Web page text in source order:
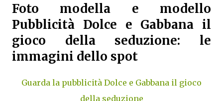
Foto modella e modello
Pubblicità Dolce e Gabbana il
gioco della seduzione: le
immagini dello spot
Guarda la pubblicità Dolce e Gabbana il gioco
della seduzione